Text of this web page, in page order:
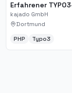
Erfahrener
kajado GmbH
Dortmund
PHP
Typo3